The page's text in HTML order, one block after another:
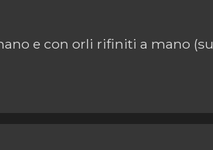
e con orli rifiniti a mano (su